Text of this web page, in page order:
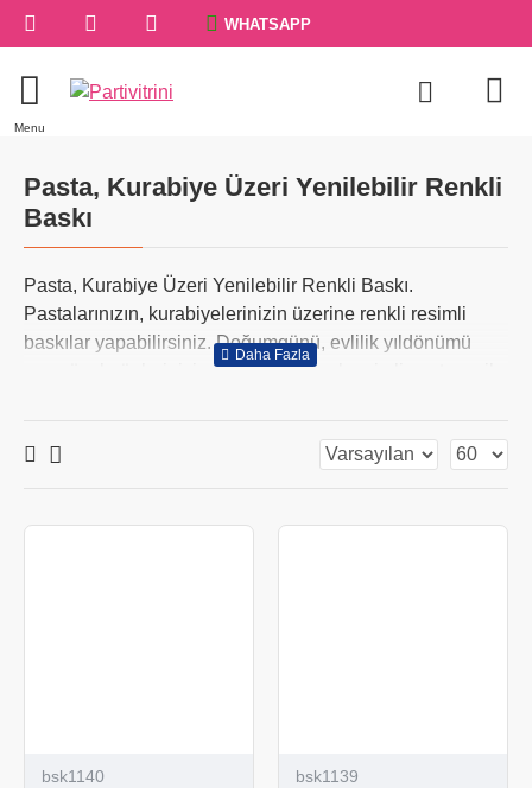
WHATSAPP
Pasta, Kurabiye Üzeri Yenilebilir Renkli
Baskı
Pasta, Kurabiye Üzeri Yenilebilir Renkli Baskı.
Pastalarınızın, kurabiyelerinizin üzerine renkli resimli
baskılar yapabilirsiniz. Doğumgünü, evlilik yıldönümü
veya özel günlerinizi sadece size özel resimli pastanız ile
diye arıyorsanız Partivitrini'nde pasta üstü baskı
bsk1140 bsk1139